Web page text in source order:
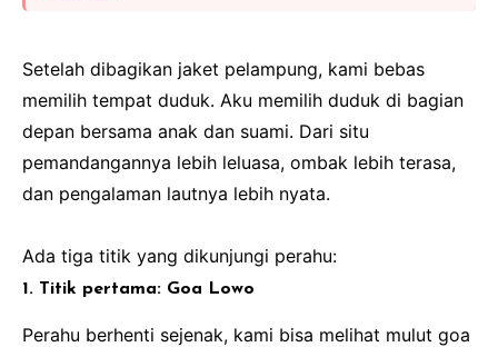
Setelah dibagikan jaket pelampung, kami bebas
memilih tempat duduk. Aku memilih duduk di bagian
depan bersama anak dan suami. Dari situ
pemandangannya lebih leluasa, ombak lebih terasa,
dan pengalaman lautnya lebih nyata.
Ada tiga titik yang dikunjungi perahu:
1. Titik pertama: Goa Lowo
Perahu berhenti sejenak, kami bisa melihat mulut goa